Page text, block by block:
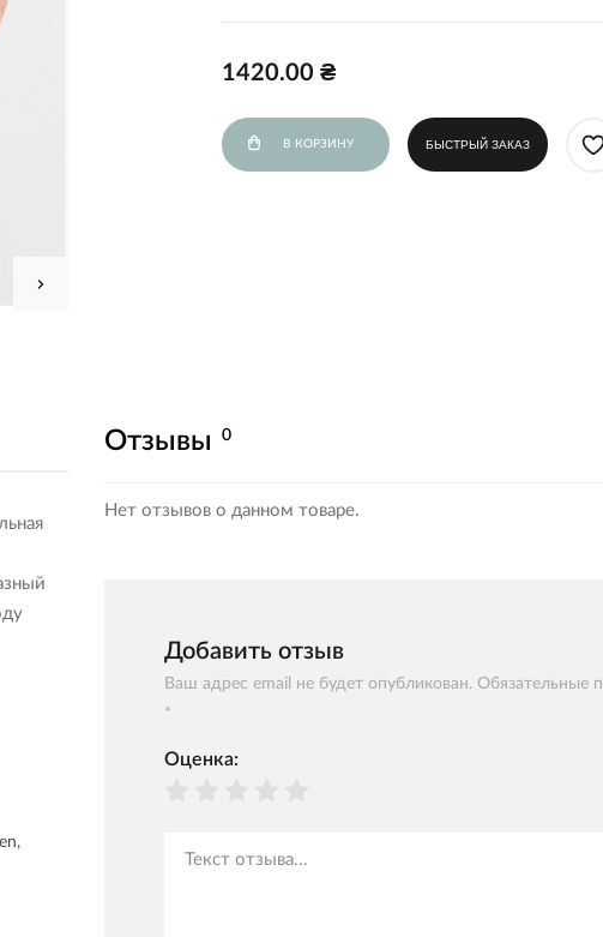
1420.00 ₴
В КОРЗИНУ БЫСТРЫЙ ЗАКАЗ
Отзывы 0
Нет отзывов о данном товаре.
Добавить отзыв
Ваш адрес email не будет опубликован. Обязательные
*
Оценка: